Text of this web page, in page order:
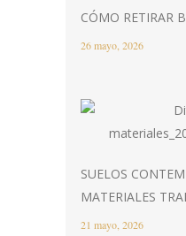
CÓMO RETIRAR
26 mayo, 2026
SUELOS
MATERIALES
21 mayo, 2026